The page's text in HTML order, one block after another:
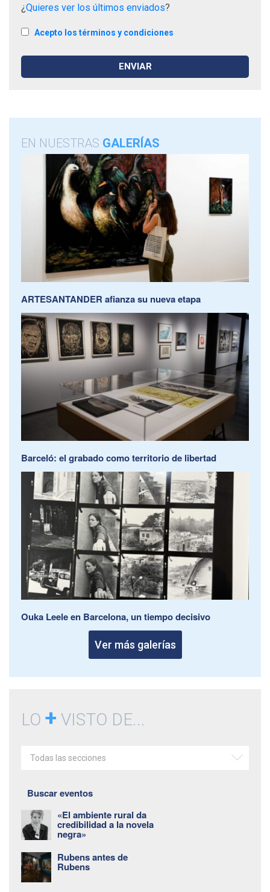
¿Quieres ver los últimos enviados?
Acepto los términos y condiciones
EN NUESTRAS GALERÍAS
ARTESANTANDER afianza su nueva etapa
Barceló: el grabado como territorio de libertad
Ouka Leele en Barcelona, un tiempo decisivo
Ver más galerías
LO + VISTO DE...
Todas las secciones
Buscar eventos
«El ambiente rural da
credibilidad a la novela
negra»
Rubens antes de
Rubens